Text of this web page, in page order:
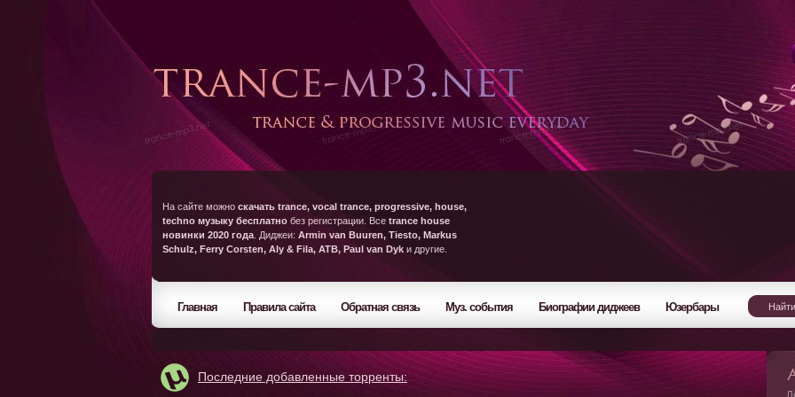
На сайте можно скачать trance, vocal trance, progressive, house,
techno музыку бесплатно без регистрации. Все trance house
новинки 2020 года . Диджеи: Armin van Buuren, Tiesto, Markus
Schulz, Ferry Corsten, Aly & Fila, ATB, Paul van Dyk и другие.
Главная Правила сайта Обратная связь Муз. события Биографии диджеев Юзербары
Последние добавленные торренты: